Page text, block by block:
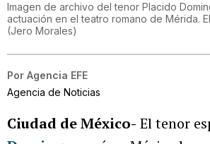
Imagen de archivo del tenor Placido
actuación en el teatro romano de Mérida.
(Jero Morales)
Por Agencia EFE
Agencia de Noticias
Ciudad de México- El tenor